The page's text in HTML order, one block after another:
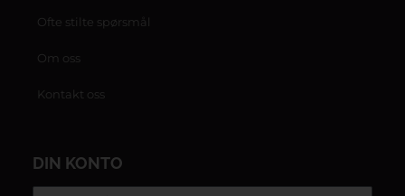
Ofte stilte spørsmål
Om oss
Kontakt oss
DIN KONTO